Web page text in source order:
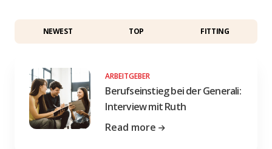
NEWEST TOP FITTING
ARBEITGEBER
Berufseinstieg bei der Generali:
Interview mit Ruth
Read more